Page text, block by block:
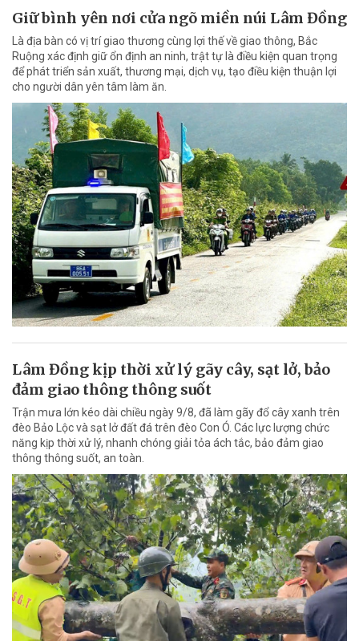
Giữ bình yên nơi cửa ngõ miền núi Lâm Đồng
Là địa bàn có vị trí giao thương cùng lợi thế về giao thông, Bắc
Ruộng xác định giữ ổn định an ninh, trật tự là điều kiện quan trọng
để phát triển sản xuất, thương mại, dịch vụ, tạo điều kiện thuận lợi
cho người dân yên tâm làm ăn.
Lâm Đồng kịp thời xử lý gãy cây, sạt lở, bảo
đảm giao thông thông suốt
Trận mưa lớn kéo dài chiều ngày 9/8, đã làm gãy đổ cây xanh trên
đèo Bảo Lộc và sạt lở đất đá trên đèo Con Ó. Các lực lượng chức
năng kịp thời xử lý, nhanh chóng giải tỏa ách tắc, bảo đảm giao
thông thông suốt, an toàn.